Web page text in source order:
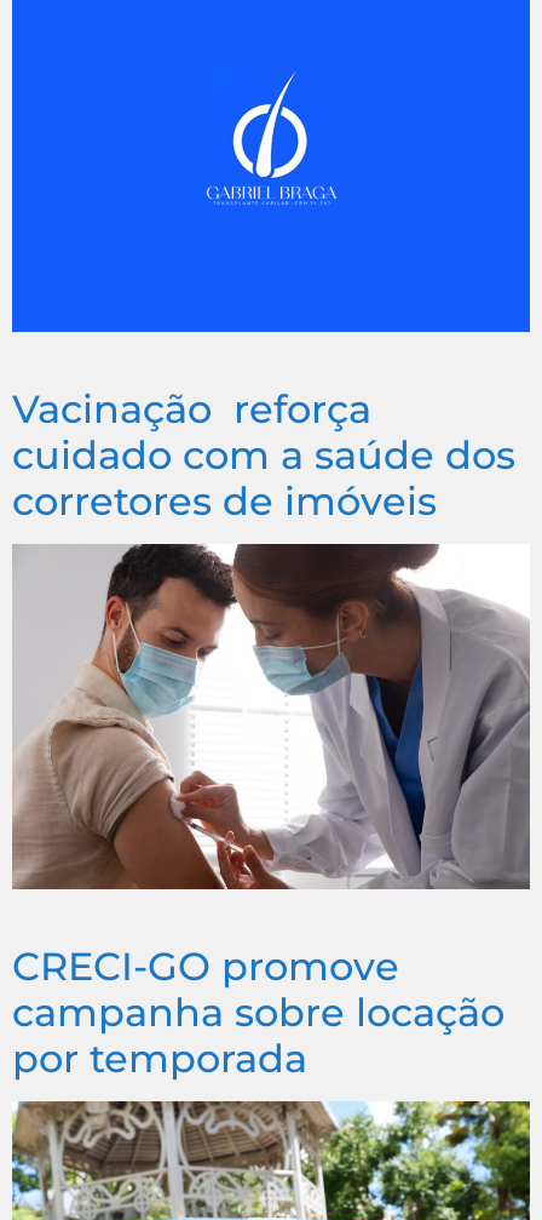
Vacinação reforça
cuidado com a saúde dos
corretores de imóveis
CRECI-GO promove
campanha sobre locação
por temporada